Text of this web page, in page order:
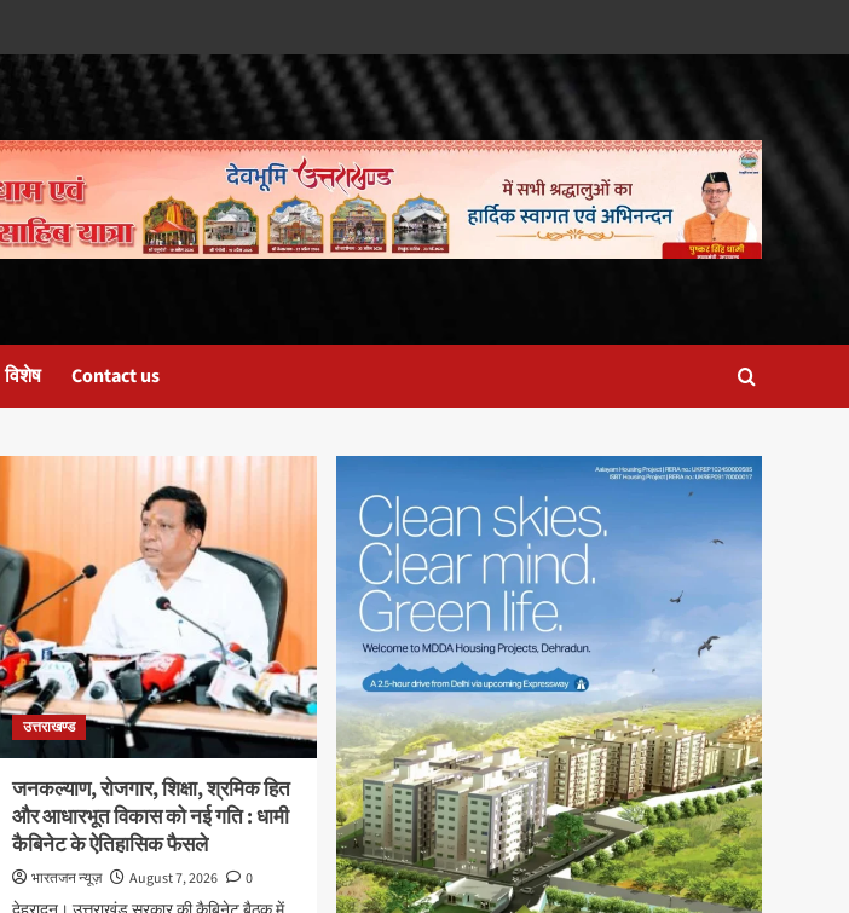
विशेष Contact us
उत्तराखण्ड
जनकल्याण, रोजगार, शिक्षा, श्रमिक हित
और आधारभूत विकास को नई गति : धामी
कैबिनेट के ऐतिहासिक फैसले
भारतजन न्यूज़ August 7, 2026
0
देहरादून। उत्तराखंड सरकार की कैबिनेट बैठक में